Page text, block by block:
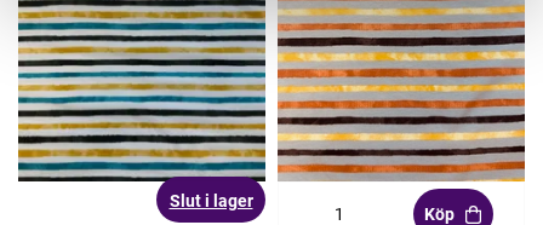
Slut i lager
Köp